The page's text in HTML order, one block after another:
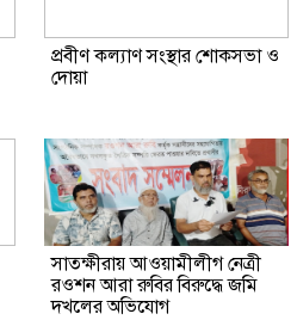
প্রবীণ কল্যাণ সংস্থার শোকসভা ও
দোয়া
সাতক্ষীরায় আওয়ামীলীগ নেত্রী
রওশন আরা রুবির বিরুদ্ধে জমি
দখলের অভিযোগ